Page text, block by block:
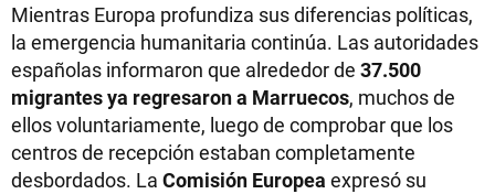
Mientras Europa profundiza sus diferencias políticas,
la emergencia humanitaria continúa. Las autoridades
españolas informaron que alrededor de 37.500
migrantes ya regresaron a Marruecos, muchos de
ellos voluntariamente, luego de comprobar que los
centros de recepción estaban completamente
desbordados. La Comisión Europea expresó su